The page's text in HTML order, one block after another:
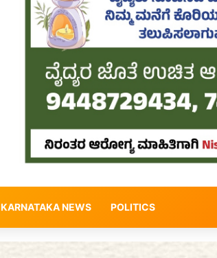
KARNATAKA NEWS POLITICS